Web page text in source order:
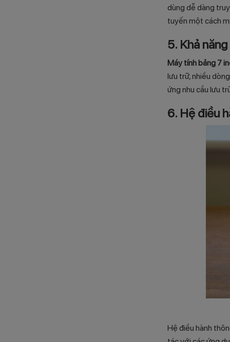
dùng dễ dàng
tuyến một cách
5. Khả
Máy tính bảng 7
lưu trữ, nhiều
ứng nhu cầu lưu
6. Hệ điều
Hệ điều hành